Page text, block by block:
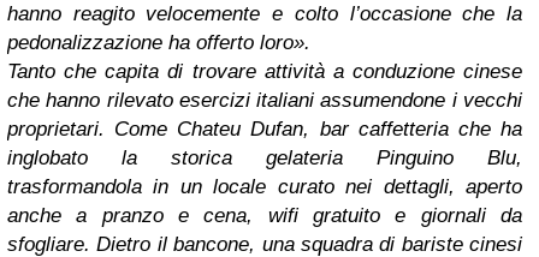
hanno reagito velocemente e colto l’occasione che la
pedonalizzazione ha offerto loro».
Tanto che capita di trovare attività a conduzione cinese
che hanno rilevato esercizi italiani assumendone i vecchi
proprietari. Come Chateu Dufan, bar caffetteria che ha
inglobato la storica gelateria Pinguino Blu,
trasformandola in un locale curato nei dettagli, aperto
anche a pranzo e cena, wifi gratuito e giornali da
sfogliare. Dietro il bancone, una squadra di bariste cinesi